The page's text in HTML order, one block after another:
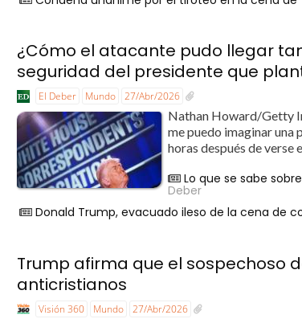
¿Cómo el atacante pudo llegar
seguridad del presidente que
El Deber Mundo 27/Abr/2026
Nathan Howard/Getty
me puedo imaginar una
horas después de verse
Lo que se sabe
Deber
Donald Trump, evacuado ileso de la cena de
Trump afirma que el sospechoso
anticristianos
Visión 360 Mundo 27/Abr/2026